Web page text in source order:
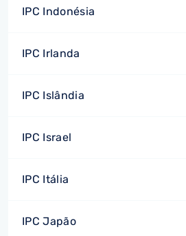
IPC Indonésia
IPC Irlanda
IPC Islândia
IPC Israel
IPC Itália
IPC Japão